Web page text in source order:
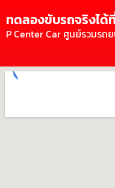
ทดลองขับรถจริงไ
P Center Car ศูนย์รวมร